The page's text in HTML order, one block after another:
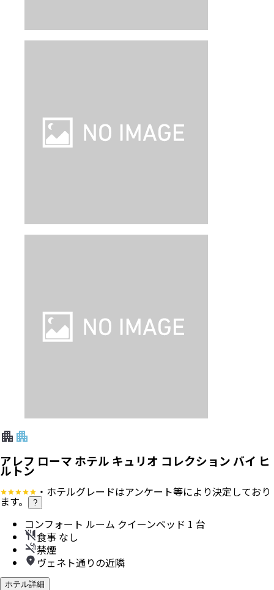
アレフ ローマ ホテル キュリオ コレクション バイ ヒ
ルトン
・ホテルグレードはアンケート等により決定しており
ます。 ?
コンフォート ルーム クイーンベッド 1 台
食事 なし
禁煙
ヴェネト通りの近隣
ホテル詳細